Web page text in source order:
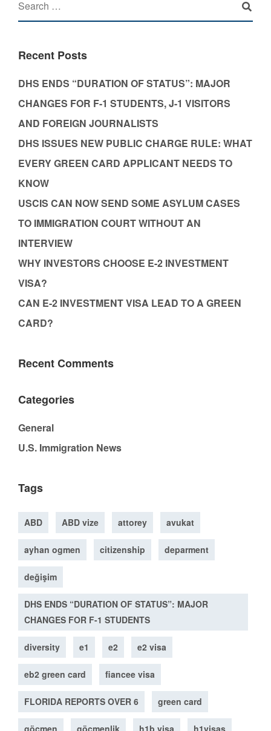
Recent Posts
DHS ENDS “DURATION OF STATUS”: MAJOR
CHANGES FOR F-1 STUDENTS, J-1 VISITORS
AND FOREIGN JOURNALISTS
DHS ISSUES NEW PUBLIC CHARGE RULE: WHAT
EVERY GREEN CARD APPLICANT NEEDS TO
KNOW
USCIS CAN NOW SEND SOME ASYLUM CASES
TO IMMIGRATION COURT WITHOUT AN
INTERVIEW
WHY INVESTORS CHOOSE E-2 INVESTMENT
VISA?
CAN E-2 INVESTMENT VISA LEAD TO A GREEN
CARD?
Recent Comments
Categories
General
U.S. Immigration News
Tags
ABD ABD vize attorey avukat
ayhan ogmen citizenship deparment
değişim
DHS ENDS “DURATION OF STATUS”: MAJOR
CHANGES FOR F-1 STUDENTS
diversity e1 e2 e2 visa
eb2 green card fiancee visa
FLORIDA REPORTS OVER 6 green card
göçmen göçmenlik h1b visa h1visas